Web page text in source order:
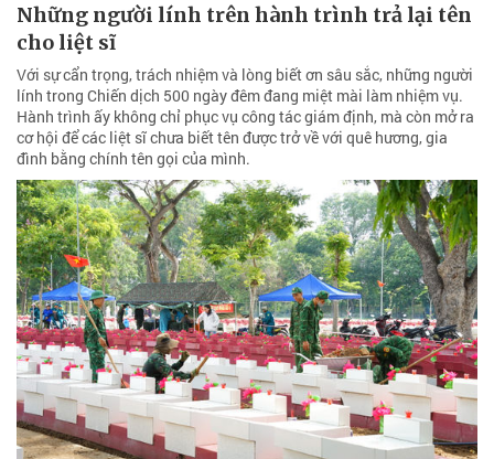
Những người lính trên hành trình trả lại tên
cho liệt sĩ
Với sự cẩn trọng, trách nhiệm và lòng biết ơn sâu sắc, những người
lính trong Chiến dịch 500 ngày đêm đang miệt mài làm nhiệm vụ.
Hành trình ấy không chỉ phục vụ công tác giám định, mà còn mở ra
cơ hội để các liệt sĩ chưa biết tên được trở về với quê hương, gia
đình bằng chính tên gọi của mình.